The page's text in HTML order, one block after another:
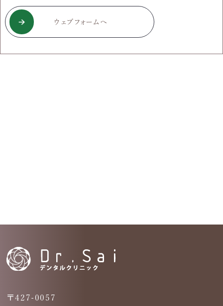
ウェブフォームへ
〒427-0057